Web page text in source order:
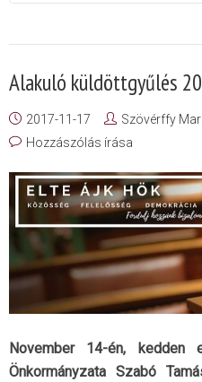
Alakuló küldöttgyűlés
2017-11-17 Szövérffy
Hozzászólás írása
November 14-én,
Önkormányzata Szabó